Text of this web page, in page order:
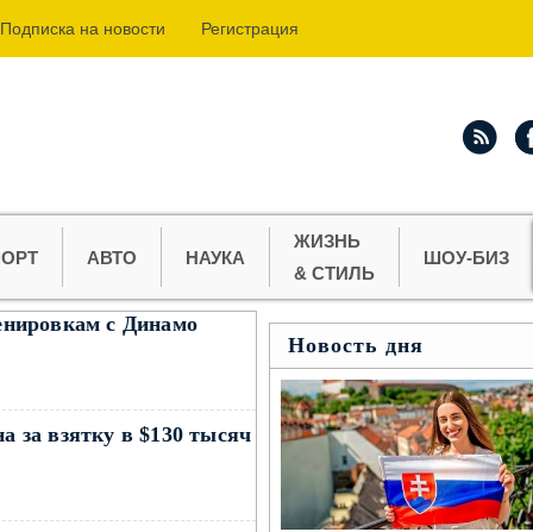
Подпиcка на новости Регистрация
АВТО НАУКА
ЖИЗНЬ
& СТИЛЬ
ШОУ-БИЗ
с Динамо
за взятку в $130 тысяч
Новость дня